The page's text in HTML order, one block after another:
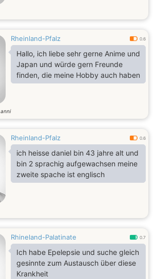
Rheinland-Pfalz 0.6
Hallo, ich liebe sehr gerne Anime und
Japan und würde gern Freunde
finden, die meine Hobby auch haben
anni
Rheinland-Pfalz 0.6
ich heisse daniel bin 43 jahre alt und
bin 2 sprachig aufgewachsen meine
zweite spache ist englisch
Rhineland-Palatinate 0.7
Ich habe Epelepsie und suche gleich
gesinnte zum Austausch über diese
Krankheit